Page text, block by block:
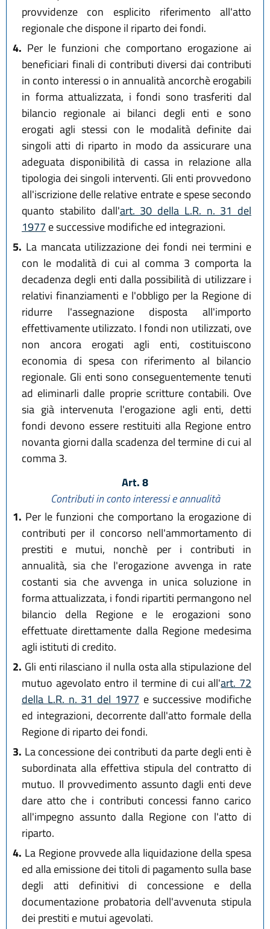
provvidenze con esplicito riferimento all'atto
regionale che dispone il riparto dei fondi.
4. Per le funzioni che comportano erogazione ai
beneficiari finali di contributi diversi dai contributi
in conto interessi o in annualità ancorchè erogabili
in forma attualizzata, i fondi sono trasferiti dal
bilancio regionale ai bilanci degli enti e sono
erogati agli stessi con le modalità definite dai
singoli atti di riparto in modo da assicurare una
adeguata disponibilità di cassa in relazione alla
tipologia dei singoli interventi. Gli enti provvedono
all'iscrizione delle relative entrate e spese secondo
quanto stabilito dall'art. 30 della L.R. n. 31 del
1977 e successive modifiche ed integrazioni.
5. La mancata utilizzazione dei fondi nei termini e
con le modalità di cui al comma 3 comporta la
decadenza degli enti dalla possibilità di utilizzare i
relativi finanziamenti e l'obbligo per la Regione di
ridurre l'assegnazione disposta all'importo
effettivamente utilizzato. I fondi non utilizzati, ove
non ancora erogati agli enti, costituiscono
economia di spesa con riferimento al bilancio
regionale. Gli enti sono conseguentemente tenuti
ad eliminarli dalle proprie scritture contabili. Ove
sia già intervenuta l'erogazione agli enti, detti
fondi devono essere restituiti alla Regione entro
novanta giorni dalla scadenza del termine di cui al
comma 3.
Art. 8
Contributi in conto interessi e annualità
1. Per le funzioni che comportano la erogazione di
contributi per il concorso nell'ammortamento di
prestiti e mutui, nonchè per i contributi in
annualità, sia che l'erogazione avvenga in rate
costanti sia che avvenga in unica soluzione in
forma attualizzata, i fondi ripartiti permangono nel
bilancio della Regione e le erogazioni sono
effettuate direttamente dalla Regione medesima
agli istituti di credito.
2. Gli enti rilasciano il nulla osta alla stipulazione del
mutuo agevolato entro il termine di cui all'art. 72
della L.R. n. 31 del 1977 e successive modifiche
ed integrazioni, decorrente dall'atto formale della
Regione di riparto dei fondi.
3. La concessione dei contributi da parte degli enti è
subordinata alla effettiva stipula del contratto di
mutuo. Il provvedimento assunto dagli enti deve
dare atto che i contributi concessi fanno carico
all'impegno assunto dalla Regione con l'atto di
riparto.
4. La Regione provvede alla liquidazione della spesa
ed alla emissione dei titoli di pagamento sulla base
degli atti definitivi di concessione e della
documentazione probatoria dell'avvenuta stipula
dei prestiti e mutui agevolati.